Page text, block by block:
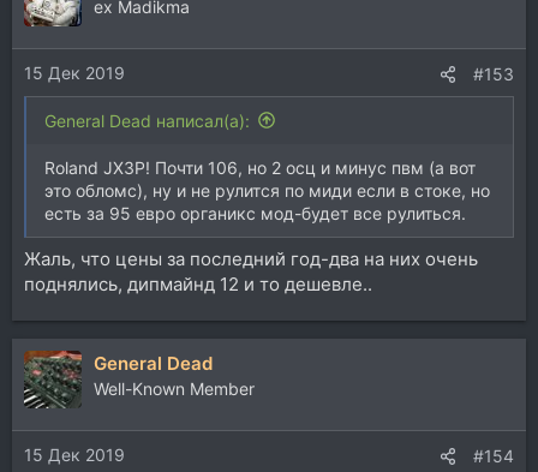
ex Madikma
15 Дек 2019 #153
General Dead написал(а):
Roland JX3P! Почти 106, но 2 осц и минус пвм (а вот
это обломс), ну и не рулится по миди если в стоке, но
есть за 95 евро органикс мод-будет все рулиться.
Жаль, что цены за последний год-два на них очень
поднялись, дипмайнд 12 и то дешевле..
General Dead
Well-Known Member
15 Дек 2019 #154